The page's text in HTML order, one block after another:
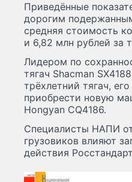
Приведённые
дорогим
средняя стоимость
и 6,82 млн рублей за
Лидером по
тягач Shacman
трёхлетний тягач,
приобрести новую
Hongyan CQ4186.
Специалисты НАПИ
грузовиков влияют
действия